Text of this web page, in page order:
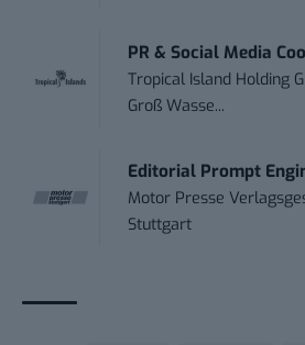
PR & Social Media
Tropical Island Holding
Groß Wasse...
Editorial Prompt
Motor Presse
Stuttgart